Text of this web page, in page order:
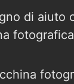
di aiuto